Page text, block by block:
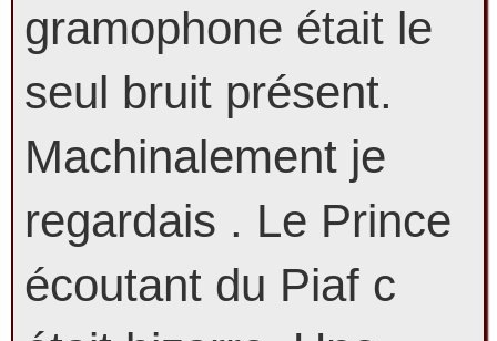
gramophone était le
seul bruit présent.
Machinalement je
regardais . Le Prince
écoutant du Piaf c